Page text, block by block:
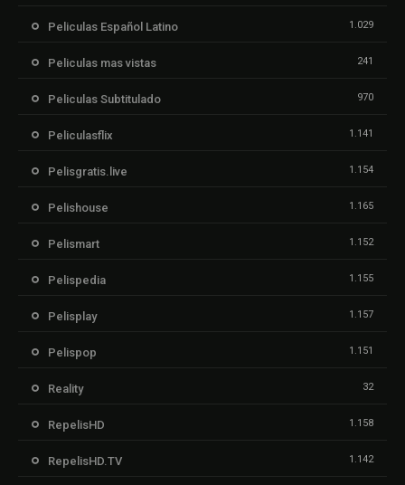
Peliculas Español Latino 1.029
Peliculas mas vistas 241
Peliculas Subtitulado 970
Peliculasflix 1.141
Pelisgratis.live 1.154
Pelishouse 1.165
Pelismart 1.152
Pelispedia 1.155
Pelisplay 1.157
Pelispop 1.151
Reality 32
RepelisHD 1.158
RepelisHD.TV 1.142